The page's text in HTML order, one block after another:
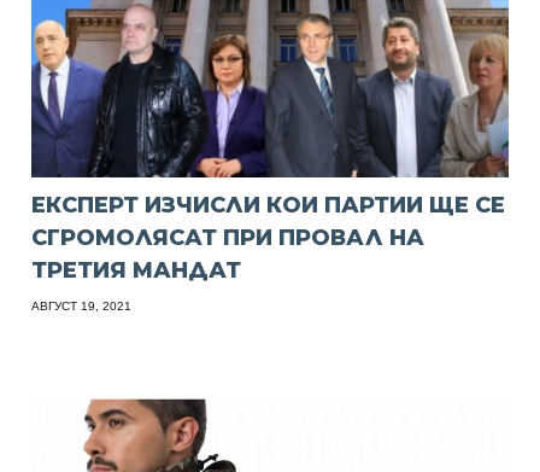
ЕКСПЕРТ ИЗЧИСЛИ КОИ ПАРТИИ ЩЕ СЕ
СГРОМОЛЯСАТ ПРИ ПРОВАЛ НА
ТРЕТИЯ МАНДАТ
АВГУСТ 19, 2021